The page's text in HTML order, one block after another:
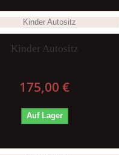
Kinder Autositz
175,00 €
Auf Lager